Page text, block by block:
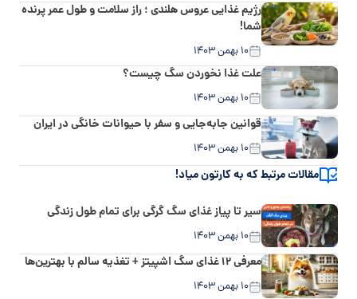
رژیم غذایی عروس هلندی ؛ راز سلامت و طول عمر پرنده
شما!
۱۰ بهمن ۱۴۰۳
علت غذا نخوردن سگ چیست؟
۱۰ بهمن ۱۴۰۳
قوانین جابه‌جایی و سفر با حیوانات خانگی در ایران
۱۰ بهمن ۱۴۰۳
مقالات مرتبط که به کارتون میاد!
سیر تا پیاز غذای سگ گرگی برای تمام طول زندگی
۱۰ بهمن ۱۴۰۳
معرفی ۱۲ غذای سگ اشپیتز + تغذیه سالم با بهترین‌ها
۱۰ بهمن ۱۴۰۳